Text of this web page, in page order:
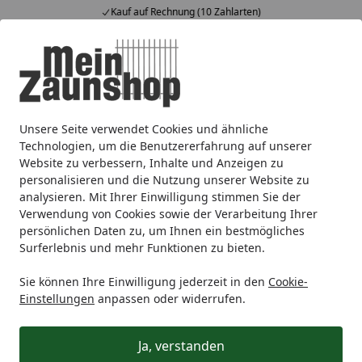
Unsere Seite verwendet Cookies und ähnliche
Technologien, um die Benutzererfahrung auf unserer
Website zu verbessern, Inhalte und Anzeigen zu
personalisieren und die Nutzung unserer Website zu
analysieren. Mit Ihrer Einwilligung stimmen Sie der
Verwendung von Cookies sowie der Verarbeitung Ihrer
persönlichen Daten zu, um Ihnen ein bestmögliches
Surferlebnis und mehr Funktionen zu bieten.
Sie können Ihre Einwilligung jederzeit in den Cookie-
Einstellungen anpassen oder widerrufen.
Ja, verstanden
Kauf auf Rechnung (10 Zahlarten)
Alle Produkte
Mein Konto
Suchen
Startseite
Gartengestaltung Terrassenbeläge Kunststoff
Kunststoff Terrassendielen
Ihre Artikelübersicht
Kategorien
Filter / Sortierung